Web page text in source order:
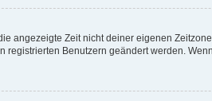
angezeigte Zeit nicht deiner eigenen
registrierten Benutzern geändert werden.